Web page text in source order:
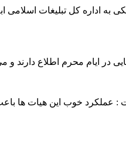
اداره کل تبلیغات اسلامی
در ایام محرم اطلاع دارند و
: عملکرد خوب این هیات ها